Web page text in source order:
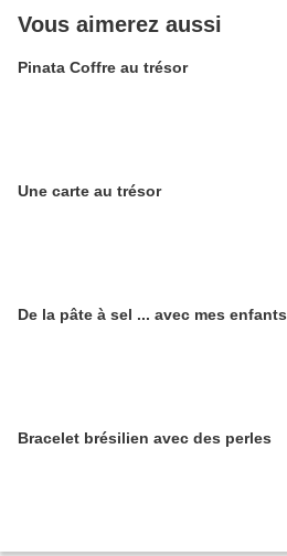
Vous aimerez aussi
Pinata Coffre au trésor
Une carte au trésor
De la pâte à sel ... avec mes enfants
Bracelet brésilien avec des perles